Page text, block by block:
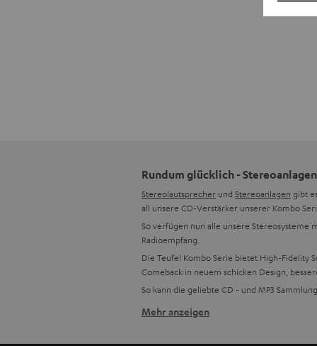
Rundum glücklich -
Stereolautsprecher und Stereoanlagen gibt
all unsere CD-Verstärker unserer Kombo
So verfügen nun alle unsere Stereosysteme
Radioempfang.
Die Teufel Kombo Serie bietet High-Fidelity
Comeback in neuem schicken Design,
So kann die geliebte CD - und MP3
Mehr Funktionen, besserer Sound
Mehr anzeigen